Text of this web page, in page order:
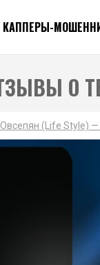
КАППЕРЫ-
О
(Life Style)